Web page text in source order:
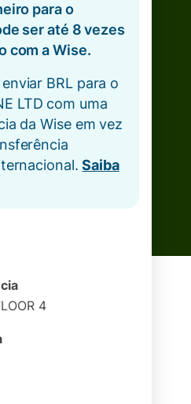
para o
ser até 8 vezes
com a Wise.
BRL para o
LTD com uma
da Wise em vez
Saiba
4